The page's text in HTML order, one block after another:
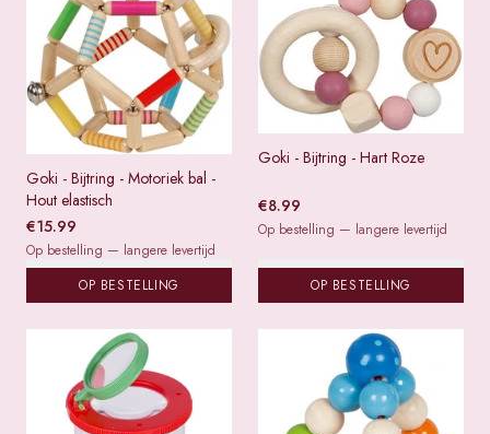
Goki - Bijtring - Motoriek bal -
Hout elastisch
€15.99
Op bestelling — langere levertijd
OP BESTELLING
Goki - Bijtring - Hart Roze
€8.99
Op bestelling — langere levertijd
OP BESTELLING